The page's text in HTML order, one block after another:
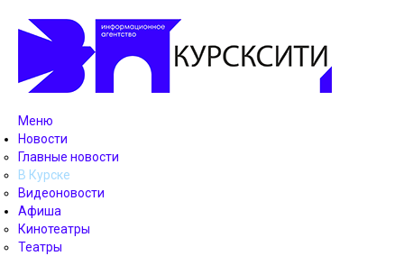
Меню
Новости
Главные новости
В Курске
Видеоновости
Афиша
Кинотеатры
Театры